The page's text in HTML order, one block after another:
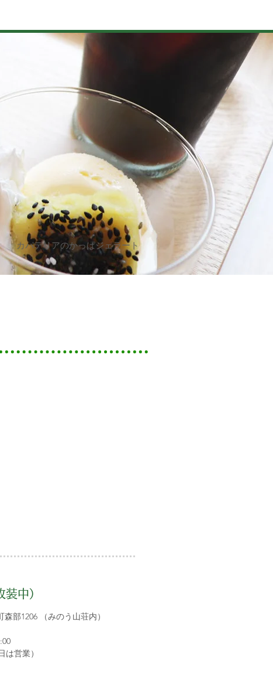
カパテリアのかっぱジェラート
中）
部1206 （みのう山荘内）
営業）